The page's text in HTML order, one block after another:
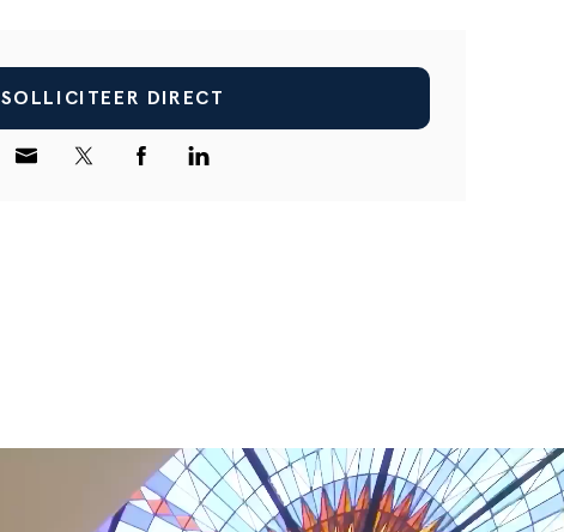
VERSTUUR
SOLLICITEER DIRECT